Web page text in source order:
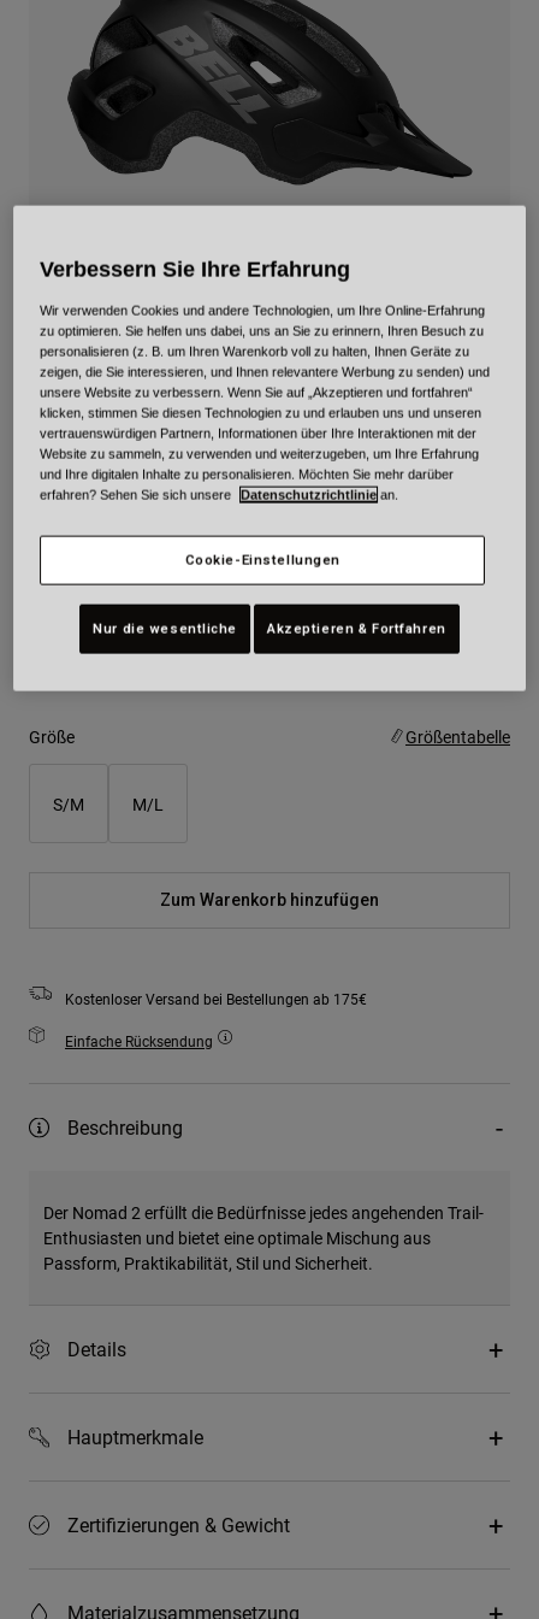
Adventure
Retro
Ersatzteile
Urban
BMX
Ersatzteile
Alle Artikel anzeigen
Nomad 2
Artikelnr.34345
Price reduced from
€ 69,95to € 41,97 40% OFF
Mattes Schwarz
ausgewählt
Größe Größentabelle
S/M M/L
Zum Warenkorb hinzufügen
Kostenloser Versand bei Bestellungen ab 175€
Einfache Rücksendung
Beschreibung
Der Nomad 2 erfüllt die Bedürfnisse jedes angehenden Trail-
Enthusiasten und bietet eine optimale Mischung aus
Passform, Praktikabilität, Stil und Sicherheit.
Details
Hauptmerkmale
Zertifizierungen & Gewicht
Materialzusammensetzung
Verbessern Sie Ihre Erfahrung
Wir verwenden Cookies und andere Technologien, um Ihre Online-Erfahrung
zu optimieren. Sie helfen uns dabei, uns an Sie zu erinnern, Ihren Besuch zu
personalisieren (z. B. um Ihren Warenkorb voll zu halten, Ihnen Geräte zu
zeigen, die Sie interessieren, und Ihnen relevantere Werbung zu senden) und
unsere Website zu verbessern. Wenn Sie auf „Akzeptieren und fortfahren“
klicken, stimmen Sie diesen Technologien zu und erlauben uns und unseren
vertrauenswürdigen Partnern, Informationen über Ihre Interaktionen mit der
Website zu sammeln, zu verwenden und weiterzugeben, um Ihre Erfahrung
und Ihre digitalen Inhalte zu personalisieren. Möchten Sie mehr darüber
erfahren? Sehen Sie sich unsere
Datenschutzrichtlinie an.
Cookie-Einstellungen
Nur die wesentliche Akzeptieren & Fortfahren